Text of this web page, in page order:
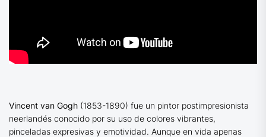
Vincent van Gogh (1853-1890) fue un pintor postimpresionista
neerlandés conocido por su uso de colores vibrantes,
pinceladas expresivas y emotividad. Aunque en vida apenas